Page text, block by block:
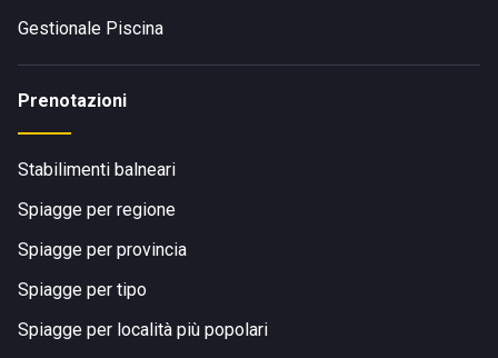
Gestionale Piscina
Prenotazioni
Stabilimenti balneari
Spiagge per regione
Spiagge per provincia
Spiagge per tipo
Spiagge per località più popolari